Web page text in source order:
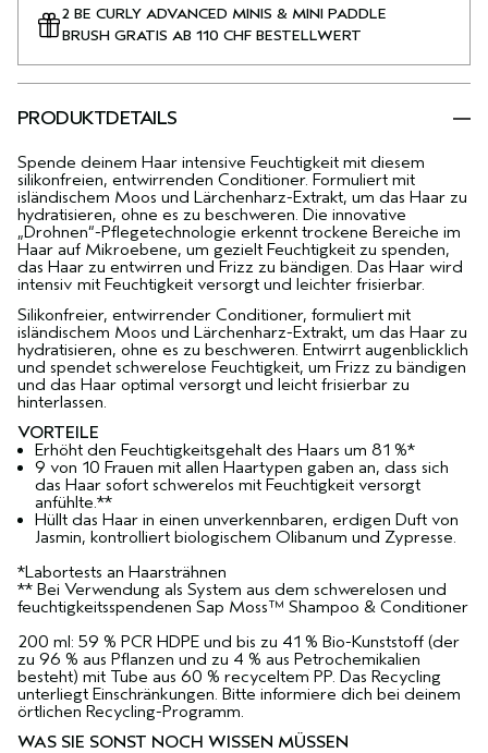
2 BE CURLY ADVANCED MINIS & MINI PADDLE
BRUSH GRATIS AB 110 CHF BESTELLWERT
PRODUKTDETAILS
Spende deinem Haar intensive Feuchtigkeit mit diesem
silikonfreien, entwirrenden Conditioner. Formuliert mit
isländischem Moos und Lärchenharz-Extrakt, um das Haar zu
hydratisieren, ohne es zu beschweren. Die innovative
„Drohnen“-Pflegetechnologie erkennt trockene Bereiche im
Haar auf Mikroebene, um gezielt Feuchtigkeit zu spenden,
das Haar zu entwirren und Frizz zu bändigen. Das Haar wird
intensiv mit Feuchtigkeit versorgt und leichter frisierbar.
Silikonfreier, entwirrender Conditioner, formuliert mit
isländischem Moos und Lärchenharz-Extrakt, um das Haar zu
hydratisieren, ohne es zu beschweren. Entwirrt augenblicklich
und spendet schwerelose Feuchtigkeit, um Frizz zu bändigen
und das Haar optimal versorgt und leicht frisierbar zu
hinterlassen.
VORTEILE
Erhöht den Feuchtigkeitsgehalt des Haars um 81 %*
9 von 10 Frauen mit allen Haartypen gaben an, dass sich
das Haar sofort schwerelos mit Feuchtigkeit versorgt
anfühlte.**
Hüllt das Haar in einen unverkennbaren, erdigen Duft von
Jasmin, kontrolliert biologischem Olibanum und Zypresse.
*Labortests an Haarsträhnen
** Bei Verwendung als System aus dem schwerelosen und
feuchtigkeitsspendenen Sap Moss™ Shampoo & Conditioner
200 ml: 59 % PCR HDPE und bis zu 41 % Bio-Kunststoff (der
zu 96 % aus Pflanzen und zu 4 % aus Petrochemikalien
besteht) mit Tube aus 60 % recyceltem PP. Das Recycling
unterliegt Einschränkungen. Bitte informiere dich bei deinem
örtlichen Recycling-Programm.
WAS SIE SONST NOCH WISSEN MÜSSEN